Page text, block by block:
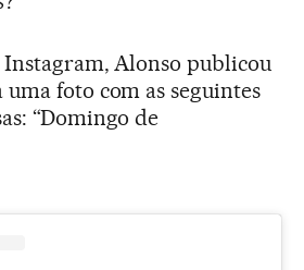
Instagram, Alonso publicou
uma foto com as seguintes
“Domingo de